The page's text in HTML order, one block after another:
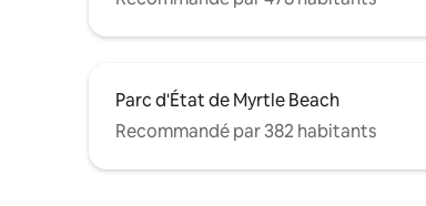
Parc d'État de Myrtle Beach
Recommandé par 382 habitants